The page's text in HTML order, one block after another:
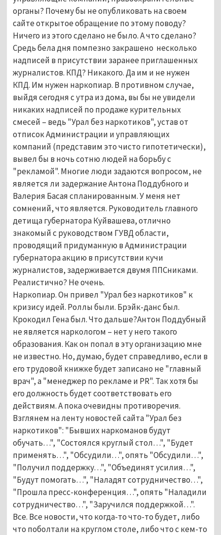
органы? Почему бы не опубликовать на своем
сайте открытое обращение по этому поводу?
Ничего из этого сделано не было. А что сделано?
Средь бела дня помпезно закрашено несколько
надписей в присутствии заранее приглашенных
журналистов. КПД? Никакого. Да им и не нужен
КПД. Им нужен наркопиар. В противном случае,
выйдя сегодня с утра из дома, вы бы не увидели
никаких надписей по продаже курительных
смесей – ведь "Урал без наркотиков", устав от
отписок Администрации и управляющих
компаний (представим это чисто гипотетически),
вывел бы в ночь сотню людей на борьбу с
"рекламой". Многие люди задаются вопросом, не
является ли задержание Антона Поддубного и
Валерия Басая спланированным. У меня нет
сомнений, что является. Руководитель главного
детища губернатора Куйвашева, отлично
знакомый с руководством ГУВД области,
проводящий придуманную в Администрации
губернатора акцию в присутствии кучи
журналистов, задерживается двумя ППСниками.
Реалистично? Не очень.
Наркопиар. Он привел "Урал без наркотиков" к
кризису идей. Роллы были. Брэйк-данс был.
Крокодил Гена был. Что дальше?Антон Поддубный
не является наркологом – нет у него такого
образования. Как он попал в эту организацию мне
не известно. Но, думаю, будет справедливо, если в
его трудовой книжке будет записано не "главный
врач", а "менеджер по рекламе и PR". Так хотя бы
его должность будет соответствовать его
действиям. А пока очевидны противоречия.
Взглянем на ленту новостей сайта "Урал без
наркотиков": "Бывших наркоманов будут
обучать…", "Состоялся круглый стол…", "Будет
применять…", "Обсудили…", опять "Обсудили…",
"Получил поддержку…", "Объединят усилия…",
"Будут помогать…", "Наладят сотрудничество…",
"Прошла пресс-конференция…", опять "Наладили
сотрудничество…", "Заручился поддержкой…".
Все. Все новости, что когда-то что-то будет, либо
что поболтали на круглом столе, либо что с кем-то